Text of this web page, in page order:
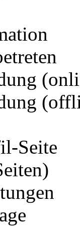
Seite